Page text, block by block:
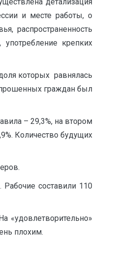
и месте работы, о
распространенность
употребление крепких
которых равнялась
граждан был
– 29,3%, на втором
Количество будущих
составили 110
«удовлетворительно»
плохим.